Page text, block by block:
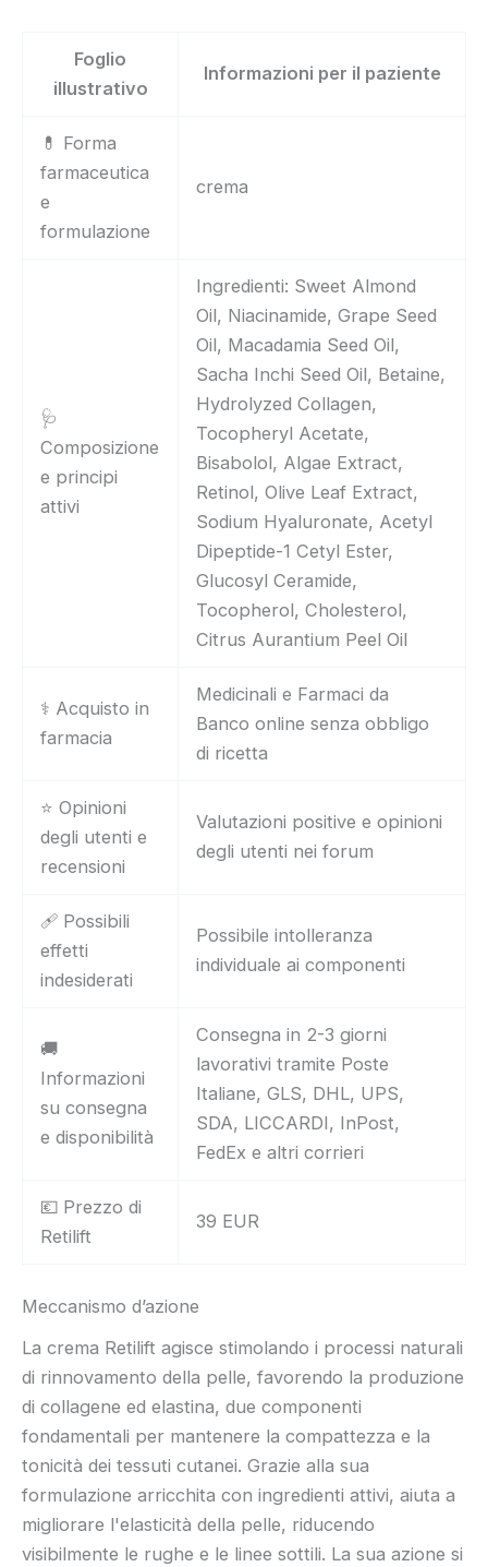
Foglio
illustrativo
Informazioni per il paziente
💊 Forma
farmaceutica
e
formulazione
crema
🩺
Composizione
e principi
attivi
Ingredienti: Sweet Almond
Oil, Niacinamide, Grape Seed
Oil, Macadamia Seed Oil,
Sacha Inchi Seed Oil, Betaine,
Hydrolyzed Collagen,
Tocopheryl Acetate,
Bisabolol, Algae Extract,
Retinol, Olive Leaf Extract,
Sodium Hyaluronate, Acetyl
Dipeptide-1 Cetyl Ester,
Glucosyl Ceramide,
Tocopherol, Cholesterol,
Citrus Aurantium Peel Oil
⚕️ Acquisto in
farmacia
Medicinali e Farmaci da
Banco online senza obbligo
di ricetta
⭐ Opinioni
degli utenti e
recensioni
Valutazioni positive e opinioni
degli utenti nei forum
🩹 Possibili
effetti
indesiderati
Possibile intolleranza
individuale ai componenti
🚚
Informazioni
su consegna
e disponibilità
Consegna in 2-3 giorni
lavorativi tramite Poste
Italiane, GLS, DHL, UPS,
SDA, LICCARDI, InPost,
FedEx e altri corrieri
💶 Prezzo di
Retilift
39 EUR
Meccanismo d’azione
La crema Retilift agisce stimolando i processi naturali
di rinnovamento della pelle, favorendo la produzione
di collagene ed elastina, due componenti
fondamentali per mantenere la compattezza e la
tonicità dei tessuti cutanei. Grazie alla sua
formulazione arricchita con ingredienti attivi, aiuta a
migliorare l'elasticità della pelle, riducendo
visibilmente le rughe e le linee sottili. La sua azione si